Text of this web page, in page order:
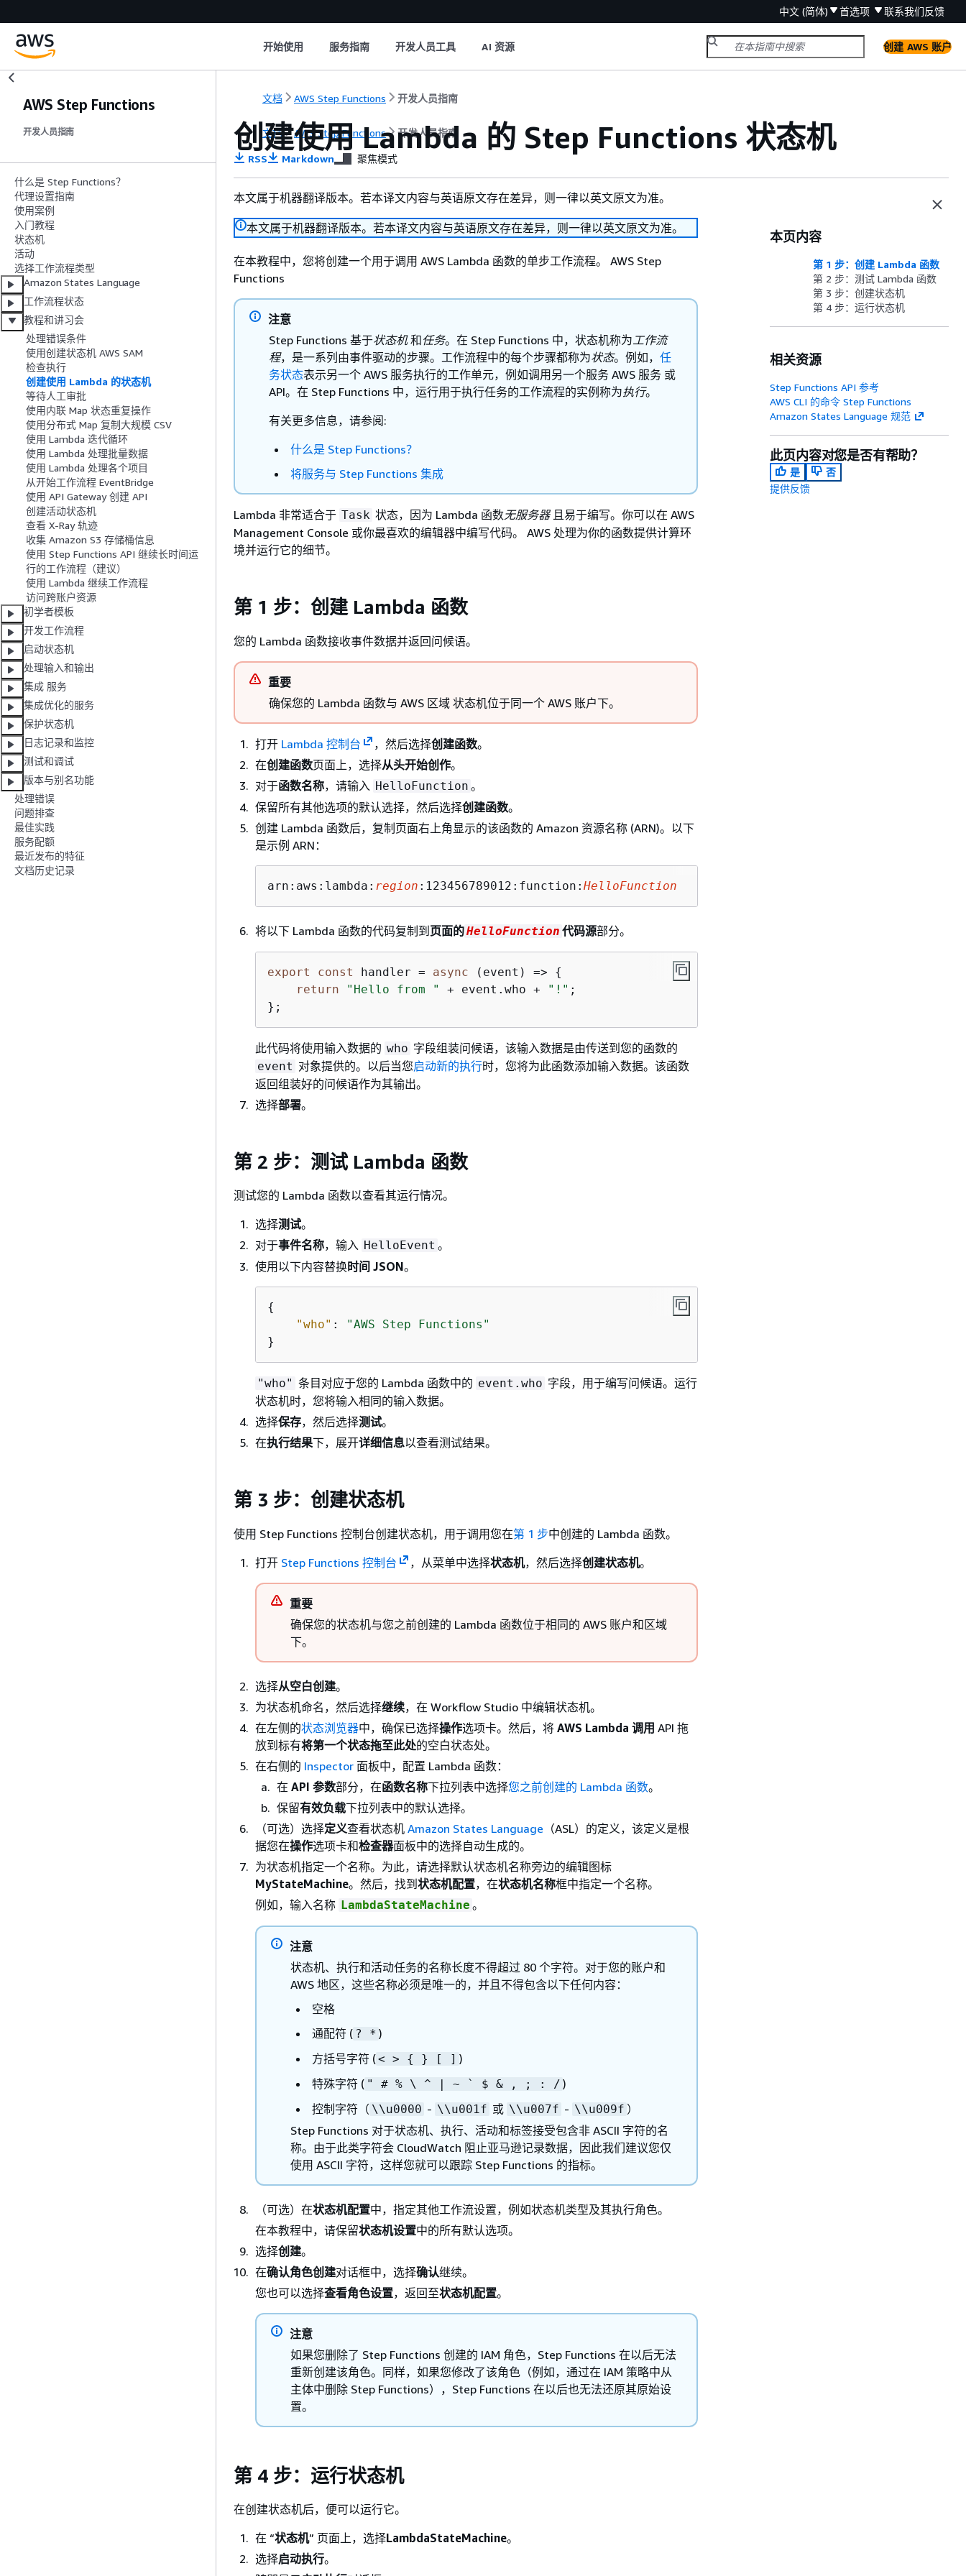
中文 (简体) 首选项 联系我们反馈
开始使用 服务指南 开发人员工具 AI 资源 创建 AWS 账户
AWS Step Functions
开发人员指南
什么是 Step Functions？
代理设置指南
使用案例
入门教程
状态机
活动
选择工作流程类型
Amazon States Language
工作流程状态
教程和讲习会
处理错误条件
使用创建状态机 AWS SAM
检查执行
创建使用 Lambda 的状态机
等待人工审批
使用内联 Map 状态重复操作
使用分布式 Map 复制大规模 CSV
使用 Lambda 迭代循环
使用 Lambda 处理批量数据
使用 Lambda 处理各个项目
从开始工作流程 EventBridge
使用 API Gateway 创建 API
创建活动状态机
查看 X-Ray 轨迹
收集 Amazon S3 存储桶信息
使用 Step Functions API 继续长时间运
行的工作流程（建议）
使用 Lambda 继续工作流程
访问跨账户资源
初学者模板
开发工作流程
启动状态机
处理输入和输出
集成 服务
集成优化的服务
保护状态机
日志记录和监控
测试和调试
版本与别名功能
处理错误
问题排查
最佳实践
服务配额
最近发布的特征
文档历史记录
文档 AWS Step Functions 开发人员指南
文档 AWS Step Functions 开发人员指南
创建使用 Lambda 的 Step Functions 状态机
RSS Markdown 聚焦模式
本文属于机器翻译版本。若本译文内容与英语原文存在差异，则一律以英文原文为准。
本文属于机器翻译版本。若本译文内容与英语原文存在差异，则一律以英文原文为准。
在本教程中，您将创建一个用于调用 AWS Lambda 函数的单步工作流程。 AWS Step
Functions
注意
Step Functions 基于状态机和任务。在 Step Functions 中，状态机称为工作流
程，是一系列由事件驱动的步骤。工作流程中的每个步骤都称为状态。例如， 任
务状态表示另一个 AWS 服务执行的工作单元，例如调用另一个服务 AWS 服务 或
API。在 Step Functions 中，运行用于执行任务的工作流程的实例称为执行。
有关更多信息，请参阅:
什么是 Step Functions？
将服务与 Step Functions 集成
Lambda 非常适合于 Task 状态，因为 Lambda 函数无服务器且易于编写。你可以在 AWS
Management Console 或你最喜欢的编辑器中编写代码。 AWS 处理为你的函数提供计算环
境并运行它的细节。
第 1 步：创建 Lambda 函数
您的 Lambda 函数接收事件数据并返回问候语。
重要
确保您的 Lambda 函数与 AWS 区域 状态机位于同一个 AWS 账户下。
打开 Lambda 控制台 ，然后选择创建函数。
在创建函数页面上，选择从头开始创作。
对于函数名称，请输入 HelloFunction 。
保留所有其他选项的默认选择，然后选择创建函数。
创建 Lambda 函数后，复制页面右上角显示的该函数的 Amazon 资源名称 (ARN)。以下
是示例 ARN：
arn:aws:lambda: region :123456789012:function: HelloFunction
将以下 Lambda 函数的代码复制到页面的HelloFunction 代码源部分。
export const handler = async (event) => {
return
"Hello from " + event.who + "!" ;
};
此代码将使用输入数据的 who 字段组装问候语，该输入数据是由传送到您的函数的
event 对象提供的。以后当您启动新的执行时，您将为此函数添加输入数据。该函数
返回组装好的问候语作为其输出。
选择部署。
第 2 步：测试 Lambda 函数
测试您的 Lambda 函数以查看其运行情况。
选择测试。
对于事件名称，输入 HelloEvent 。
使用以下内容替换时间 JSON。
{
"who" :
"AWS Step Functions"
}
"who" 条目对应于您的 Lambda 函数中的 event.who 字段，用于编写问候语。运行
状态机时，您将输入相同的输入数据。
选择保存，然后选择测试。
在执行结果下，展开详细信息以查看测试结果。
第 3 步：创建状态机
使用 Step Functions 控制台创建状态机，用于调用您在第 1 步中创建的 Lambda 函数。
打开 Step Functions 控制台 ，从菜单中选择状态机，然后选择创建状态机。
重要
确保您的状态机与您之前创建的 Lambda 函数位于相同的 AWS 账户和区域
下。
选择从空白创建。
为状态机命名，然后选择继续，在 Workflow Studio 中编辑状态机。
在左侧的状态浏览器中，确保已选择操作选项卡。然后，将 AWS Lambda 调用 API 拖
放到标有将第一个状态拖至此处的空白状态处。
在右侧的 Inspector 面板中，配置 Lambda 函数：
在 API 参数部分，在函数名称下拉列表中选择您之前创建的 Lambda 函数。
保留有效负载下拉列表中的默认选择。
（可选）选择定义查看状态机 Amazon States Language （ASL）的定义，该定义是根
据您在操作选项卡和检查器面板中的选择自动生成的。
为状态机指定一个名称。为此，请选择默认状态机名称旁边的编辑图标
MyStateMachine。然后，找到状态机配置，在状态机名称框中指定一个名称。
例如，输入名称 LambdaStateMachine 。
注意
状态机、执行和活动任务的名称长度不得超过 80 个字符。对于您的账户和
AWS 地区，这些名称必须是唯一的，并且不得包含以下任何内容：
空格
通配符 ( ? * )
方括号字符 (< > { } [ ] )
特殊字符 ( " # % \ ^ | ~ ` $ & , ; : / )
控制字符（ \\u0000 - \\u001f 或 \\u007f - \\u009f ）
Step Functions 对于状态机、执行、活动和标签接受包含非 ASCII 字符的名
称。由于此类字符会 CloudWatch 阻止亚马逊记录数据，因此我们建议您仅
使用 ASCII 字符，这样您就可以跟踪 Step Functions 的指标。
（可选）在状态机配置中，指定其他工作流设置，例如状态机类型及其执行角色。
在本教程中，请保留状态机设置中的所有默认选项。
选择创建。
在确认角色创建对话框中，选择确认继续。
您也可以选择查看角色设置，返回至状态机配置。
注意
如果您删除了 Step Functions 创建的 IAM 角色，Step Functions 在以后无法
重新创建该角色。同样，如果您修改了该角色（例如，通过在 IAM 策略中从
主体中删除 Step Functions），Step Functions 在以后也无法还原其原始设
置。
第 4 步：运行状态机
在创建状态机后，便可以运行它。
在 “状态机” 页面上，选择LambdaStateMachine。
选择启动执行。
本页内容
第 1 步：创建 Lambda 函数
第 2 步：测试 Lambda 函数
第 3 步：创建状态机
第 4 步：运行状态机
相关资源
Step Functions API 参考
AWS CLI 的命令 Step Functions
Amazon States Language 规范
此页内容对您是否有帮助？
是
否
提供反馈